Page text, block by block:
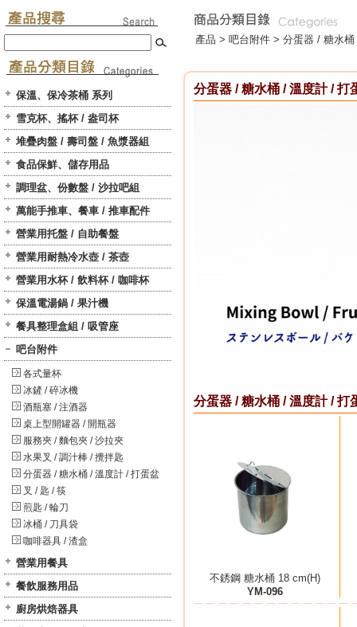
保溫、保冷茶桶 系列
雪克杯、搖杯 / 盎司杯
堆疊肉盤 / 壽司盤 / 魚漿器組
食品保鮮、儲存用品
調理盆、份數盤 / 沙拉吧組
萬能手推車、餐車 / 推車配件
營業用托盤 / 自助餐盤
營業用耐熱冷水壺 / 茶壺
營業用水杯 / 飲料杯 / 咖啡杯
保溫電湯鍋 / 果汁機
餐具整理盒組 / 吸管座
吧台附件
各式量杯
冰鏟 / 碎冰機
酒瓶塞 / 注酒器
桌上型開罐器 / 開瓶器
服務夾 / 麵包夾 / 沙拉夾
水果叉 / 調汁棒 / 攪拌匙
分蛋器 / 糖水桶 / 溫度計 / 打蛋盆
叉 / 匙 / 筷
煎匙 / 輪刀
冰桶 / 刀具袋
咖啡器具 / 渣盒
營業用餐具
餐飲服務用品
廚房烘焙器具
產品 > 吧台附件 > 分蛋器 / 糖水
分蛋器 / 糖水桶 / 溫度計 / 打
分蛋器 / 糖水桶 / 溫度計 / 打
不銹鋼 糖水桶 18 cm(H)
YM-096